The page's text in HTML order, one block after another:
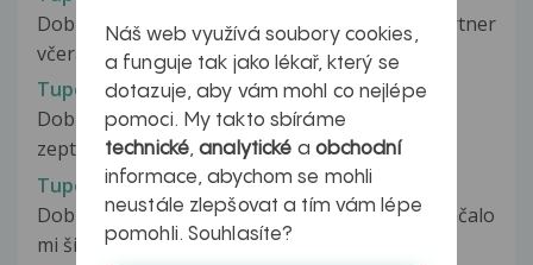
Dobrý den, ráda bych požádala o informaci. Partner
včera navštívil očního lékaře...
Tupozrakost
Dobrý den, mám tupozrakost a chtěla bych se
zeptat jestli mám nárok na příspěvek...
Tupozrakost
Dobrý den pane doktore. Mám na vás dotaz. Začalo
mi šilhat jedno oko . Ale když...
Náš web využívá soubory cookies,
a funguje tak jako lékař, který se
dotazuje, aby vám mohl co nejlépe
pomoci. My takto sbíráme
technické,analytické a obchodní
informace, abychom se mohli
neustále zlepšovat a tím vám lépe
pomohli. Souhlasíte?